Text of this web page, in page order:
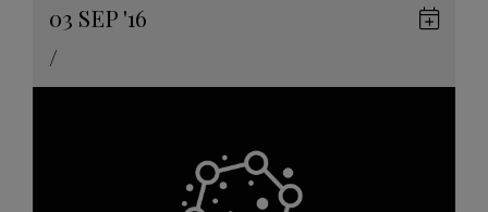
03 SEP '16
/